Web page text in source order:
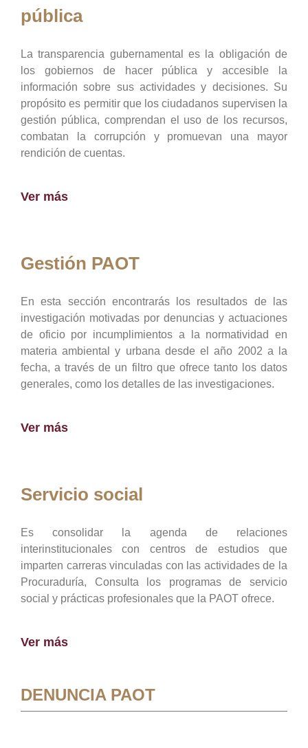
pública
La transparencia gubernamental es la obligación de
los gobiernos de hacer pública y accesible la
información sobre sus actividades y decisiones. Su
propósito es permitir que los ciudadanos supervisen la
gestión pública, comprendan el uso de los recursos,
combatan la corrupción y promuevan una mayor
rendición de cuentas.
Ver más
Gestión PAOT
En esta sección encontrarás los resultados de las
investigación motivadas por denuncias y actuaciones
de oficio por incumplimientos a la normatividad en
materia ambiental y urbana desde el año 2002 a la
fecha, a través de un filtro que ofrece tanto los datos
generales, como los detalles de las investigaciones.
Ver más
Servicio social
Es consolidar la agenda de relaciones
interinstitucionales con centros de estudios que
imparten carreras vinculadas con las actividades de la
Procuraduría, Consulta los programas de servicio
social y prácticas profesionales que la PAOT ofrece.
Ver más
DENUNCIA PAOT